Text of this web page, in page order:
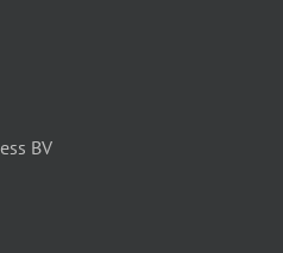
BV